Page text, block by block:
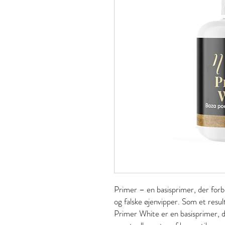
Primer – en basisprimer, der
og falske øjenvipper. Som et
Primer White er en basisprimer,